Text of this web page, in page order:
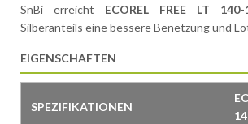
SnBi erreicht ECOREL FREE LT 140-
Silberanteils eine bessere Benetzung und
EIGENSCHAFTEN
SPEZIFIKATIONEN